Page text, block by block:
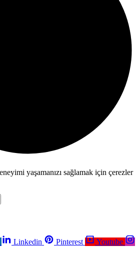
yaşamanızı sağlamak için çerezler
Linkedin Pinterest
Youtube